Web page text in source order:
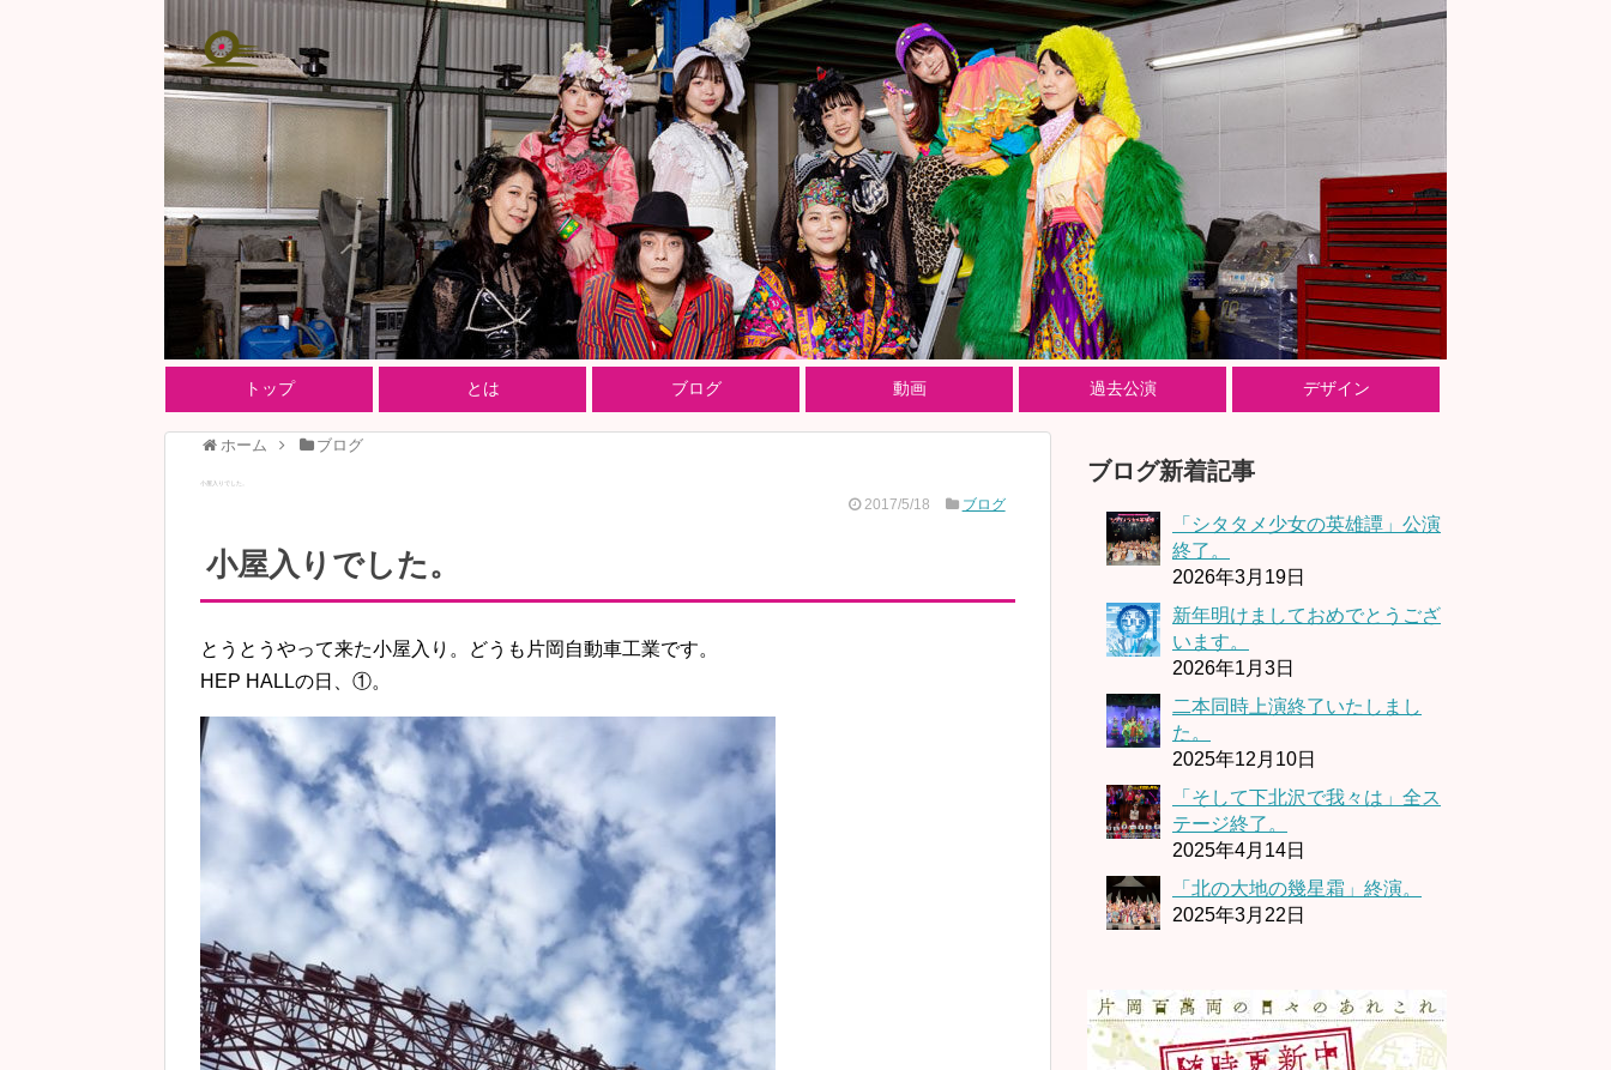
トップ とは ブログ 動画 過去公演 デザイン
ホーム ブログ
小屋入りでした。
2017/5/18 ブログ
小屋入りでした。
とうとうやって来た小屋入り。どうも片岡自動車工業です。
HEP HALLの日、①。
ブログ新着記事
「シタタメ少女の英雄譚」公演
終了。
2026年3月19日
新年明けましておめでとうござ
います。
2026年1月3日
二本同時上演終了いたしまし
た。
2025年12月10日
「そして下北沢で我々は」全ス
テージ終了。
2025年4月14日
「北の大地の幾星霜」終演。
2025年3月22日